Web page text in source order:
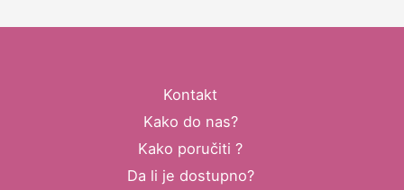
Kontakt
Kako do nas?
Kako poručiti ?
Da li je dostupno?